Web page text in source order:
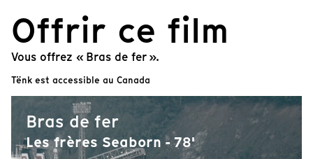
Offrir ce film
Vous offrez « Bras de fer ».
Tënk est accessible au Canada
Bras de fer
Les frères Seaborn - 78'